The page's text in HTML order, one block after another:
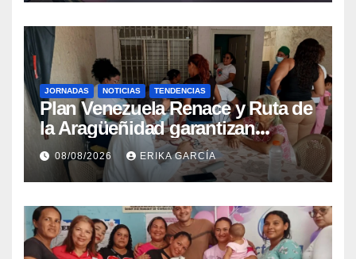
JORNADAS NOTICIAS TENDENCIAS
Plan Venezuela Renace y Ruta de
la Aragüeñidad garantizan
atención médica integral en
Aragua
08/08/2026 ERIKA GARCÍA